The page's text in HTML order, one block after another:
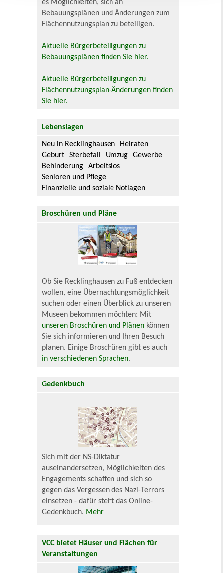
es Möglichkeiten, sich an
Bebauungsplänen und Änderungen zum
Flächennutzungsplan zu beteiligen.
Aktuelle Bürgerbeteiligungen zu
Bebauungsplänen finden Sie hier.
Aktuelle Bürgerbeteiligungen zu
Flächennutzungsplan-Änderungen finden
Sie hier.
Lebenslagen
Neu in Recklinghausen
Heiraten
Geburt
Sterbefall Umzug
Gewerbe
Behinderung
Arbeitslos
Senioren und Pflege
Finanzielle und soziale Notlagen
Broschüren und Pläne
Ob Sie Recklinghausen zu Fuß entdecken
wollen, eine Übernachtungsmöglichkeit
suchen oder einen Überblick zu unseren
Museen bekommen möchten: Mit
unseren Broschüren und Plänen können
Sie sich informieren und Ihren Besuch
planen. Einige Broschüren gibt es auch
in verschiedenen Sprachen.
Gedenkbuch
Sich mit der NS-Diktatur
auseinandersetzen, Möglichkeiten des
Engagements schaffen und sich so
gegen das Vergessen des Nazi-Terrors
einsetzen - dafür steht das Online-
Gedenkbuch. Mehr
VCC bietet Häuser und Flächen für
Veranstaltungen